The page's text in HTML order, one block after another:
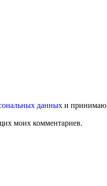
данных и принимаю
моих комментариев.